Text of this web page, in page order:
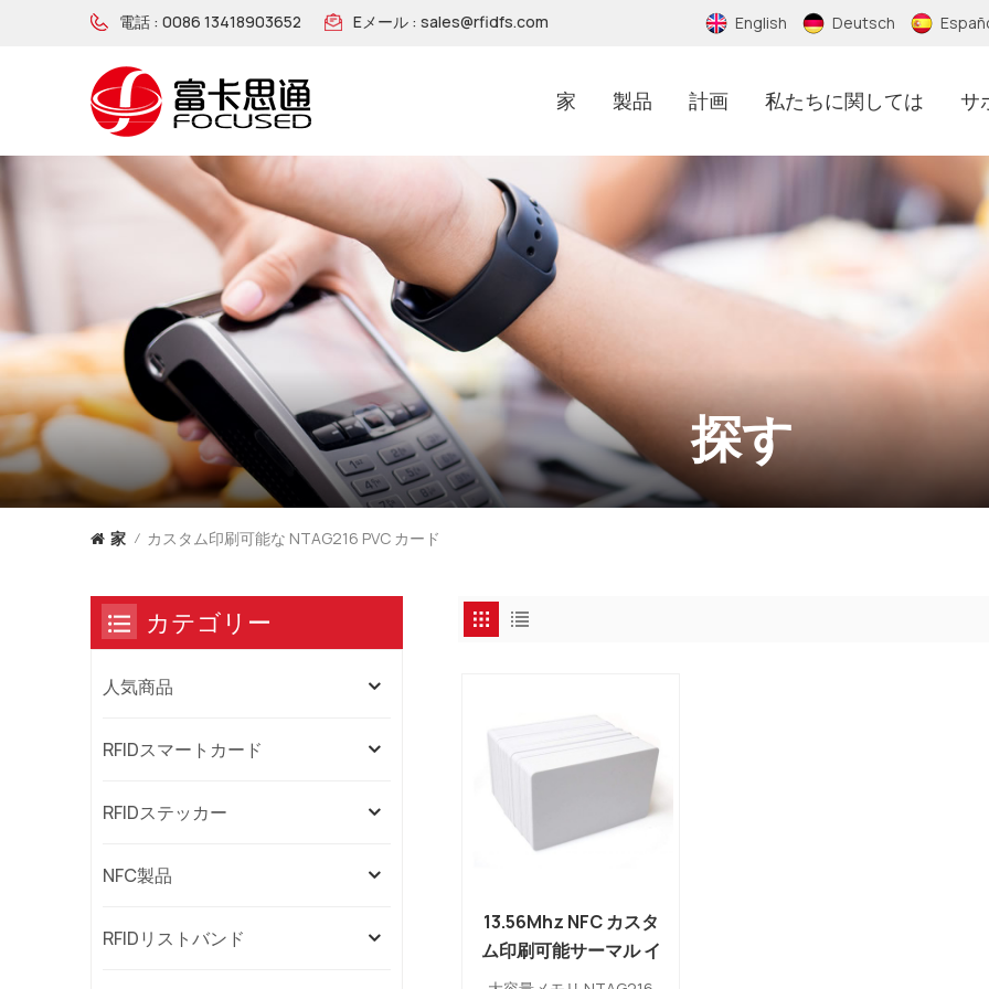
電話 : 0086 13418903652 Eメール : sales@rfidfs.com English Deutsch
家 製品 計画 私たちに関しては サ
探す
家 / カスタム印刷可能な NTAG216 PVC カード
13.56Mhz NFC カスタ
ム印刷可能サーマル イ
ンクジェット ホワイト
カテゴリー
人気商品
RFIDスマートカード
RFIDステッカー
NFC製品
RFIDリストバンド